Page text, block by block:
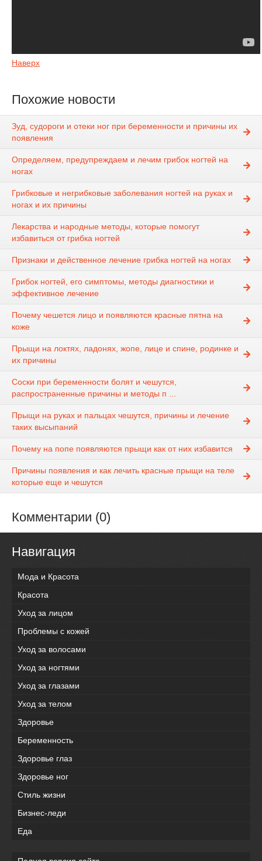
Наверх
Похожие новости
Зуд, судороги и отеки ног при беременности и причины их
появления
Определяем, предупреждаем и лечим грибок ногтей на
ногах
Грибковые и негрибковые заболевания ногтей на руках и
ногах и их причины
Лекарства и народные методы, которые помогут
избавиться от грибка ногтей
Признаки и действенное лечение грибка ногтей на ногах
Грибок ногтей, его симптомы, методы диагностики и
эффективное лечение
Почему чешется лицо и появляются красные пятна на
коже
Прыщи на локтях, ладонях, жопе, лице и спине, родинке и
их причины
Соски при беременности болят и чешутся,
распространенные причины и методы п ...
Прыщи на руках и пальцах чешутся, причины и лечение
таких высыпаний
Почему на попе появляются прыщи как от них избавится
Причины появления и как лечить красные прыщи на теле
которые еще и чешутся
Комментарии (0)
Навигация
Мода и Красота
Красота
Уход за лицом
Проблемы с кожей
Уход за волосами
Уход за ногтями
Уход за глазами
Уход за телом
Здоровье
Беременность
Здоровье глаз
Здоровье ног
Стиль жизни
Бизнес-леди
Еда